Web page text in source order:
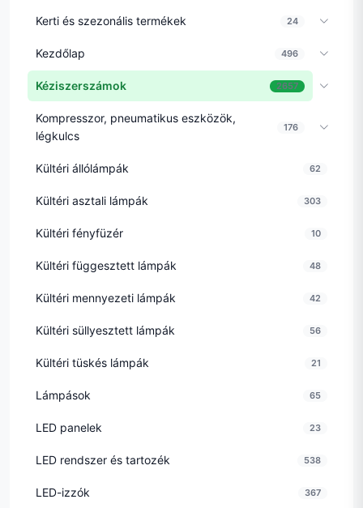
Kerti és szezonális termékek 24
Kezdőlap 496
Kéziszerszámok 2657
Kompresszor, pneumatikus eszközök,
légkulcs
176
Kültéri állólámpák 62
Kültéri asztali lámpák 303
Kültéri fényfüzér 10
Kültéri függesztett lámpák 48
Kültéri mennyezeti lámpák 42
Kültéri süllyesztett lámpák 56
Kültéri tüskés lámpák 21
Lámpások 65
LED panelek 23
LED rendszer és tartozék 538
LED-izzók 367